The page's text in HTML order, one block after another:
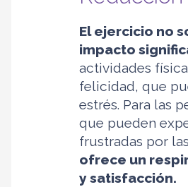
El ejercicio no
impacto
actividades
felicidad, que
estrés. Para las
que pueden
frustradas por
ofrece un
y satisfacción.